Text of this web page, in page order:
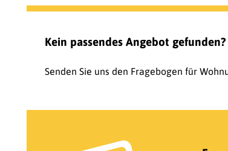
Kein passendes Angebot gefunden?
Senden Sie uns den Fragebogen für